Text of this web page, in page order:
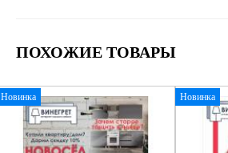
ПОХОЖИЕ ТОВАРЫ
Новинка Новинка